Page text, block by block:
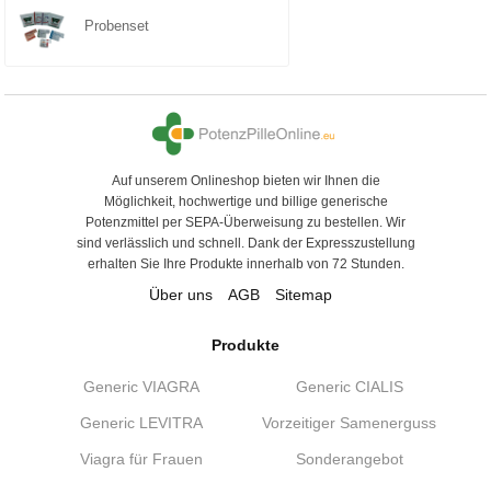
Probenset
Auf unserem Onlineshop bieten wir Ihnen die
Möglichkeit, hochwertige und billige generische
Potenzmittel per SEPA-Überweisung zu bestellen. Wir
sind verlässlich und schnell. Dank der Expresszustellung
erhalten Sie Ihre Produkte innerhalb von 72 Stunden.
Über uns AGB Sitemap
Produkte
Generic VIAGRA Generic CIALIS
Generic LEVITRA Vorzeitiger Samenerguss
Viagra für Frauen Sonderangebot